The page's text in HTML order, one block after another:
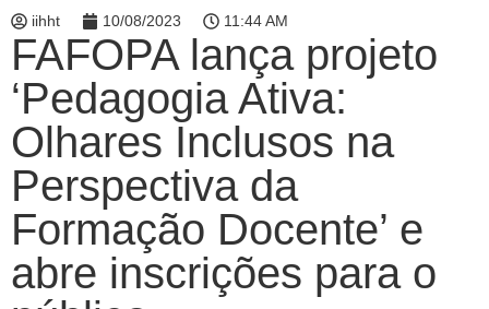
iihht 10/08/2023 11:44 AM
FAFOPA lança projeto
‘Pedagogia Ativa:
Olhares Inclusos na
Perspectiva da
Formação Docente’ e
abre inscrições para o